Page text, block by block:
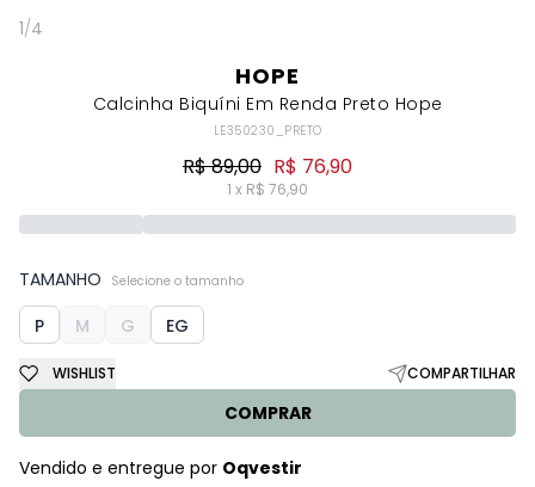
1/4
HOPE
Calcinha Biquíni Em Renda Preto Hope
LE350230_PRETO
R$ 89,00 R$ 76,90
1 x R$ 76,90
TAMANHO Selecione o tamanho
P M G EG
COMPRAR
WISHLIST COMPARTILHAR
Vendido e entregue por Oqvestir